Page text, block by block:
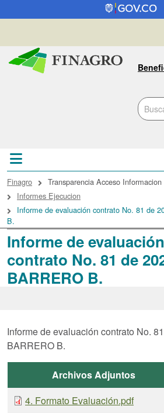
Pasar al contenido principal
Informe de evaluación
contrato No. 81 de
BARRERO B.
enlaces de
Finagro Transparencia Acceso
Informes Ejecucion
Informe de evaluación contrato No. 81 de
B.
Informe de evaluación contrato No.
BARRERO B.
Archivos Adjuntos
4. Formato Evaluación.pdf